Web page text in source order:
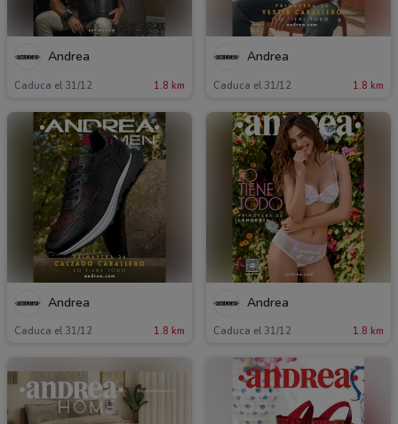
Andrea
Caduca el 31/12 1.8 km
Andrea
Caduca el 31/12 1.8 km
Andrea
Caduca el 31/12 1.8 km
Andrea
Caduca el 31/12 1.8 km